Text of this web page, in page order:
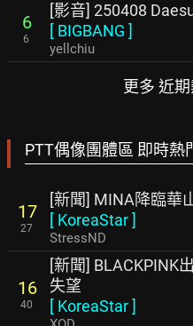
6
6
[影音] 250408
[ BIGBANG ]
yellchiu
更多 近
PTT偶像團體區 即時熱
17
27
[新聞] MINA降臨華
[ KoreaStar]
StressND
16
40
[新聞] BLACKPINK
失望
[ KoreaStar]